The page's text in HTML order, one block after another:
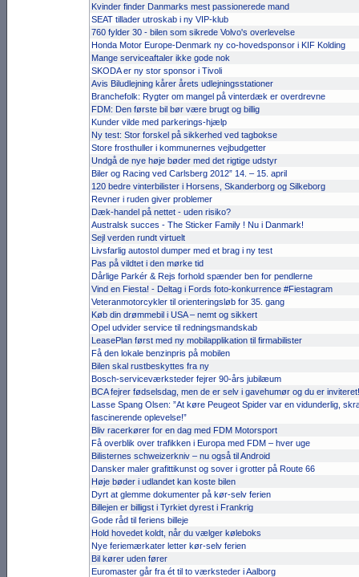
Kvinder finder Danmarks mest passionerede mand
SEAT tillader utroskab i ny VIP-klub
760 fylder 30 - bilen som sikrede Volvo's overlevelse
Honda Motor Europe-Denmark ny co-hovedsponsor i KIF Kolding
Mange serviceaftaler ikke gode nok
SKODA er ny stor sponsor i Tivoli
Avis Biludlejning kårer årets udlejningsstationer
Branchefolk: Rygter om mangel på vinterdæk er overdrevne
FDM: Den første bil bør være brugt og billig
Kunder vilde med parkerings-hjælp
Ny test: Stor forskel på sikkerhed ved tagbokse
Store frosthuller i kommunernes vejbudgetter
Undgå de nye høje bøder med det rigtige udstyr
Biler og Racing ved Carlsberg 2012” 14. – 15. april
120 bedre vinterbilister i Horsens, Skanderborg og Silkeborg
Revner i ruden giver problemer
Dæk-handel på nettet - uden risiko?
Australsk succes - The Sticker Family ! Nu i Danmark!
Sejl verden rundt virtuelt
Livsfarlig autostol dumper med et brag i ny test
Pas på vildtet i den mørke tid
Dårlige Parkér & Rejs forhold spænder ben for pendlerne
Vind en Fiesta! - Deltag i Fords foto-konkurrence #Fiestagram
Veteranmotorcykler til orienteringsløb for 35. gang
Køb din drømmebil i USA – nemt og sikkert
Opel udvider service til redningsmandskab
LeasePlan først med ny mobilapplikation til firmabilister
Få den lokale benzinpris på mobilen
Bilen skal rustbeskyttes fra ny
Bosch-serviceværksteder fejrer 90-års jubilæum
BCA fejrer fødselsdag, men de er selv i gavehumør og du er inviteret!
Lasse Spang Olsen: ”At køre Peugeot Spider var en vidunderlig,
fascinerende oplevelse!”
Bliv racerkører for en dag med FDM Motorsport
Få overblik over trafikken i Europa med FDM – hver uge
Bilisternes schweizerkniv – nu også til Android
Dansker maler grafittikunst og sover i grotter på Route 66
Høje bøder i udlandet kan koste bilen
Dyrt at glemme dokumenter på kør-selv ferien
Billejen er billigst i Tyrkiet dyrest i Frankrig
Gode råd til feriens billeje
Hold hovedet koldt, når du vælger køleboks
Nye feriemærkater letter kør-selv ferien
Bil kører uden fører
Euromaster går fra ét til to værksteder i Aalborg